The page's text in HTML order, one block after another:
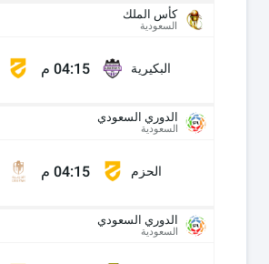
كأس الملك
السعودية
البكيرية 04:15 م
الدوري السعودي
السعودية
الحزم 04:15 م
الدوري السعودي
السعودية